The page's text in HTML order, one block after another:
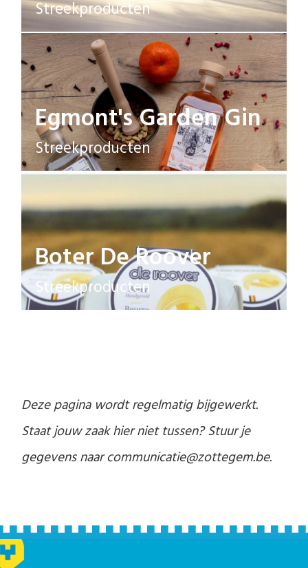
Streekproducten
Egmont's Garden Gin
Streekproducten
Boter De Roover
Streekproducten
Deze pagina wordt regelmatig bijgewerkt.
Staat jouw zaak hier niet tussen? Stuur je
gegevens naar communicatie@zottegem.be.